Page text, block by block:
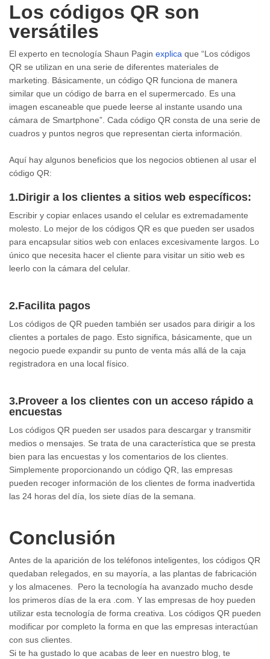
Los códigos QR son
versátiles
El experto en tecnología Shaun Pagin explica que “Los códigos
QR se utilizan en una serie de diferentes materiales de
marketing. Básicamente, un código QR funciona de manera
similar que un código de barra en el supermercado. Es una
imagen escaneable que puede leerse al instante usando una
cámara de Smartphone”. Cada código QR consta de una serie de
cuadros y puntos negros que representan cierta información.
Aquí hay algunos beneficios que los negocios obtienen al usar el
código QR:
1.Dirigir a los clientes a sitios web específicos:
Escribir y copiar enlaces usando el celular es extremadamente
molesto. Lo mejor de los códigos QR es que pueden ser usados
para encapsular sitios web con enlaces excesivamente largos. Lo
único que necesita hacer el cliente para visitar un sitio web es
leerlo con la cámara del celular.
2.Facilita pagos
Los códigos de QR pueden también ser usados para dirigir a los
clientes a portales de pago. Esto significa, básicamente, que un
negocio puede expandir su punto de venta más allá de la caja
registradora en una local físico.
3.Proveer a los clientes con un acceso rápido a
encuestas
Los códigos QR pueden ser usados para descargar y transmitir
medios o mensajes. Se trata de una característica que se presta
bien para las encuestas y los comentarios de los clientes.
Simplemente proporcionando un código QR, las empresas
pueden recoger información de los clientes de forma inadvertida
las 24 horas del día, los siete días de la semana.
Conclusión
Antes de la aparición de los teléfonos inteligentes, los códigos QR
quedaban relegados, en su mayoría, a las plantas de fabricación
y los almacenes. Pero la tecnología ha avanzado mucho desde
los primeros días de la era .com. Y las empresas de hoy pueden
utilizar esta tecnología de forma creativa. Los códigos QR pueden
modificar por completo la forma en que las empresas interactúan
con sus clientes.
Si te ha gustado lo que acabas de leer en nuestro blog, te